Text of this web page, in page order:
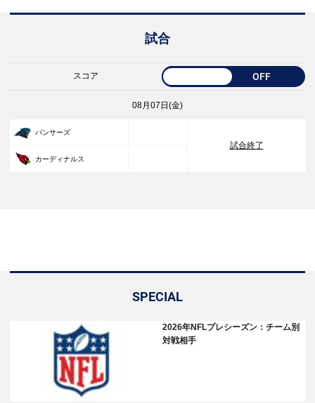
試合
スコア OFF
08月07日(金)
パンサーズ
試合終了
カーディナルス
SPECIAL
2026年NFLプレシーズン：チーム別
対戦相手